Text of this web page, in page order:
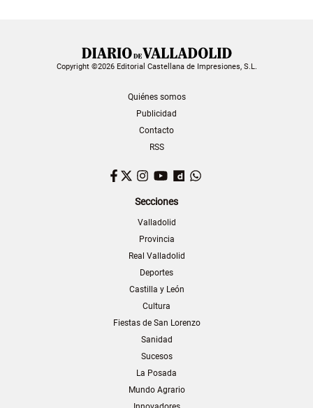
Copyright ©2026 Editorial Castellana de Impresiones, S.L.
Quiénes somos
Publicidad
Contacto
RSS
Facebook
TwitterInstagram
YouTubeDailymotion
Secciones
Valladolid
Provincia
Real Valladolid
Deportes
Castilla y León
Cultura
Fiestas de San Lorenzo
Sanidad
Sucesos
La Posada
Mundo Agrario